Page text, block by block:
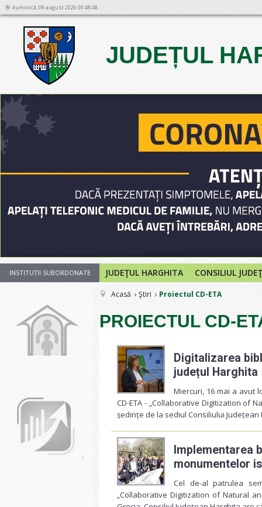
duminică, 09 august 2026 00:48:48
JUDEȚUL
12
INSTITUȚII SUBORDONATE JUDEŢUL HARGHITA CONSILIUL
Acasă Ştiri Proiectul CD-ETA
PROIECTUL CD-
Digitalizarea
județul Harghita
Miercuri, 16 mai a avut
CD-ETA - „Collaborative Digitization of
ședințe de la sediul Consiliului
Implementarea
monumentelor
Cel de-al patrulea
„Collaborative Digitization of Natural